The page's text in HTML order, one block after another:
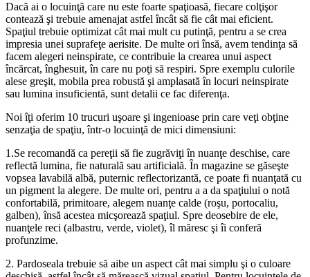
Dacă ai o locuinţă care nu este foarte spaţioasă, fiecare colţişor
contează şi trebuie amenajat astfel încât să fie cât mai eficient.
Spaţiul trebuie optimizat cât mai mult cu putinţă, pentru a se crea
impresia unei suprafeţe aerisite. De multe ori însă, avem tendinţa să
facem alegeri neinspirate, ce contribuie la crearea unui aspect
încărcat, înghesuit, în care nu poţi să respiri. Spre exemplu culorile
alese greşit, mobila prea robustă şi amplasată în locuri neinspirate
sau lumina insuficientă, sunt detalii ce fac diferenţa.
Noi îţi oferim 10 trucuri uşoare şi ingenioase prin care veţi obţine
senzaţia de spaţiu, într-o locuinţă de mici dimensiuni:
1.Se recomandă ca pereţii să fie zugrăviţi în nuanţe deschise, care
reflectă lumina, fie naturală sau artificială. În magazine se găseşte
vopsea lavabilă albă, puternic reflectorizantă, ce poate fi nuanţată cu
un pigment la alegere. De multe ori, pentru a a da spaţiului o notă
confortabilă, primitoare, alegem nuanţe calde (roşu, portocaliu,
galben), însă acestea micşorează spaţiul. Spre deosebire de ele,
nuanţele reci (albastru, verde, violet), îl măresc şi îi conferă
profunzime.
2. Pardoseala trebuie să aibe un aspect cât mai simplu şi o culoare